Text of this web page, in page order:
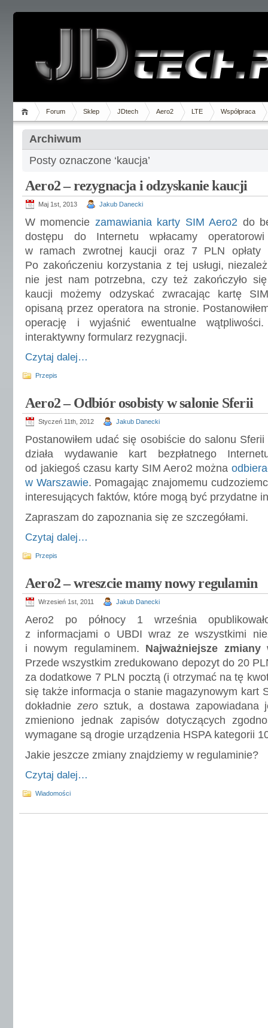
Forum Sklep JDtech Aero2 LTE Współpraca
Archiwum
Posty oznaczone ‘kaucja’
Aero2 – rezygnacja i odzyskanie kaucji
Maj 1st, 2013 Jakub Danecki
W momencie zamawiania karty SIM Aero2 do
dostępu do Internetu wpłacamy
w ramach zwrotnej kaucji oraz 7 PLN opłaty
Po zakończeniu korzystania z tej usługi,
nie jest nam potrzebna, czy też zakończyło
kaucji możemy odzyskać zwracając kartę
opisaną przez operatora na stronie.
operację i wyjaśnić ewentualne wątpliwości.
interaktywny formularz rezygnacji.
Czytaj dalej…
Przepis
Aero2 – Odbiór osobisty w salonie Sferii
Styczeń 11th, 2012 Jakub Danecki
Postanowiłem udać się osobiście do salonu
działa wydawanie kart bezpłatnego
od jakiegoś czasu karty SIM Aero2 można
w Warszawie. Pomagając znajomemu
interesujących faktów, które mogą być przydatne
Zapraszam do zapoznania się ze szczegółami.
Czytaj dalej…
Przepis
Aero2 – wreszcie mamy nowy regulamin
Wrzesień 1st, 2011 Jakub Danecki
Aero2 po północy 1 września
z informacjami o UBDI wraz ze wszystkimi
i nowym regulaminem. Najważniejsze zmiany
Przede wszystkim zredukowano depozyt do 20
za dodatkowe 7 PLN pocztą (i otrzymać na tę
się także informacja o stanie magazynowym kart
dokładnie zerosztuk, a dostawa zapowiadana
zmieniono jednak zapisów dotyczących
wymagane są drogie urządzenia HSPA kategorii
Jakie jeszcze zmiany znajdziemy w regulaminie?
Czytaj dalej…
Wiadomości